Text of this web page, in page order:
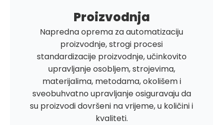
Proizvodnja
Napredna oprema za automatizaciju
proizvodnje, strogi procesi
standardizacije proizvodnje, učinkovito
upravljanje osobljem, strojevima,
materijalima, metodama, okolišem i
sveobuhvatno upravljanje osiguravaju da
su proizvodi dovršeni na vrijeme, u količini i
kvaliteti.